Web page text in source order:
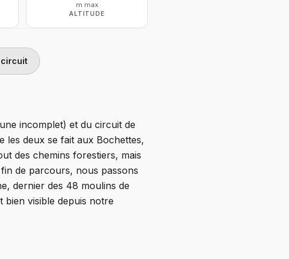
m max
ALTITUDE
circuit
incomplet) et du circuit de
les deux se fait aux Bochettes,
des chemins forestiers, mais
de parcours, nous passons
dernier des 48 moulins de
bien visible depuis notre